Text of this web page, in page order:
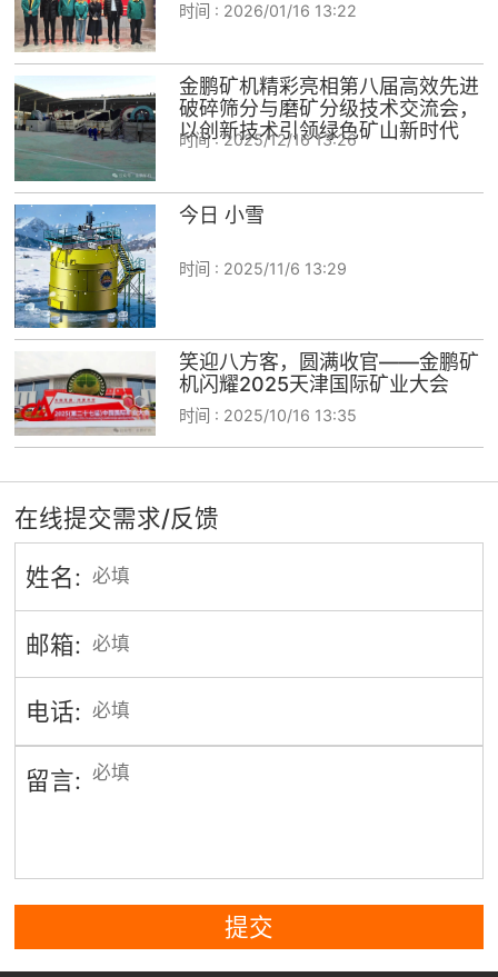
时间 : 2026/01/16 13:22
金鹏矿机精彩亮相第八届高效先进
破碎筛分与磨矿分级技术交流会，
以创新技术引领绿色矿山新时代
时间 :2025/12/16 13:26
今日 小雪
时间 : 2025/11/6 13:29
笑迎八方客，圆满收官——金鹏矿
机闪耀2025天津国际矿业大会
时间 : 2025/10/16 13:35
在线提交需求/反馈
姓名:
邮箱:
电话:
留言:
提交